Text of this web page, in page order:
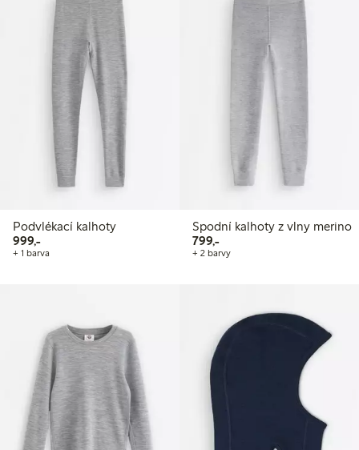
Podvlékací kalhoty
999,-999,00 Kč
+ 1 barva
Spodní kalhoty z vlny merino
799,-799,00 Kč
+ 2 barvy